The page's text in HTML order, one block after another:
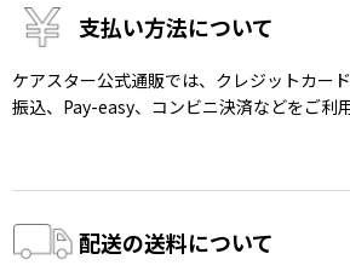
支払い方法について
ケアスター公式通販では、クレジットカー
振込、Pay-easy、コンビニ決済などをご利
配送の送料について